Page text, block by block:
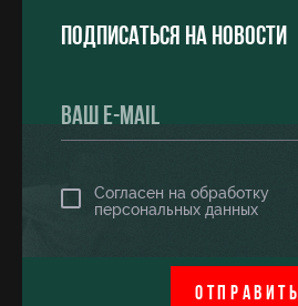
Подписаться на новости
Согласен на обработку
персональных данных
ОТПРАВИТЬ